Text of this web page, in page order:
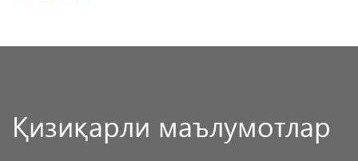
Қизиқарли маълумотлар